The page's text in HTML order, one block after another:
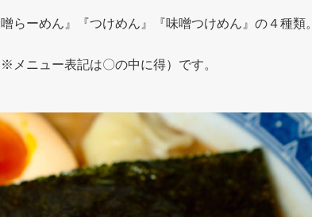
らーめん』『つけめん』『味噌つけめん』の４種類。
ニュー表記は〇の中に得）です。